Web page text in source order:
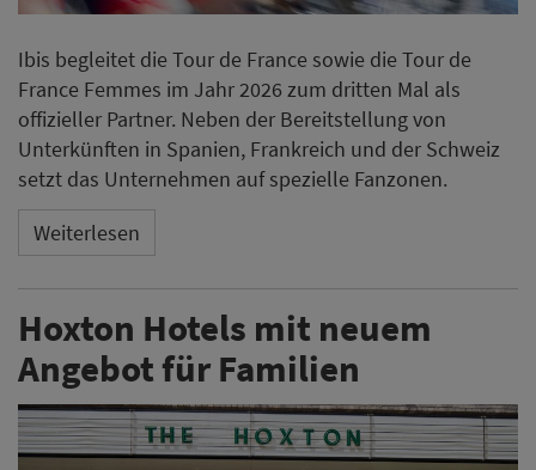
Ibis begleitet die Tour de France sowie die Tour de
France Femmes im Jahr 2026 zum dritten Mal als
offizieller Partner. Neben der Bereitstellung von
Unterkünften in Spanien, Frankreich und der Schweiz
setzt das Unternehmen auf spezielle Fanzonen.
Weiterlesen
Hoxton Hotels mit neuem
Angebot für Familien